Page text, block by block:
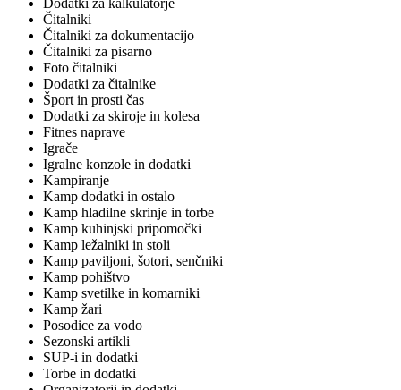
Dodatki za kalkulatorje
Čitalniki
Čitalniki za dokumentacijo
Čitalniki za pisarno
Foto čitalniki
Dodatki za čitalnike
Šport in prosti čas
Dodatki za skiroje in kolesa
Fitnes naprave
Igrače
Igralne konzole in dodatki
Kampiranje
Kamp dodatki in ostalo
Kamp hladilne skrinje in torbe
Kamp kuhinjski pripomočki
Kamp ležalniki in stoli
Kamp paviljoni, šotori, senčniki
Kamp pohištvo
Kamp svetilke in komarniki
Kamp žari
Posodice za vodo
Sezonski artikli
SUP-i in dodatki
Torbe in dodatki